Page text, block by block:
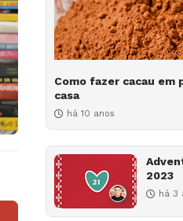
Como fazer cacau em
casa
há 10 anos
2023
há 3